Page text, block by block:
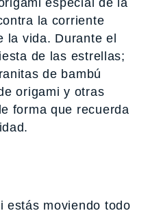
la corriente
la vida. Durante el
de las estrellas;
de bambú
origami y otras
forma que recuerda
estás moviendo todo